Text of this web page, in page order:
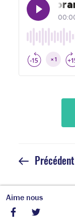
de
ArticlePrécédent
Aime nous